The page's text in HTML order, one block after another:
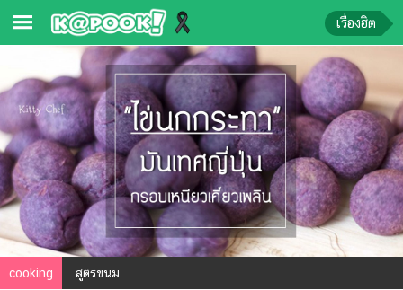
ข่าว-
ความ
รู้
ข่าว
ข่าว
บันเทิง
ตรวจ
หวย
เรื่องฮิต
cooking สูตรขนม